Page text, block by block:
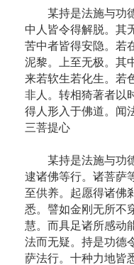
某持是法施与功德
中人皆令得解脱。其
苦中者皆得安隐。若
泥黎。上至无极。其
来若软生若化生。若
非人。转相猗著者以
得人形入于佛道。闻
三菩提心
某持是法施与功德
逮诸佛等行。诸菩萨
至供养。起愿得诸佛
悉。譬如金刚无所不
慧。而具足诸所感动
法而无疑。持是功德
萨法行。十种力地皆